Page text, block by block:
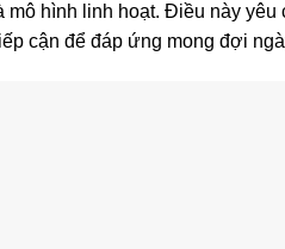
hình linh hoạt. Điều này
cận để đáp ứng mong đợi